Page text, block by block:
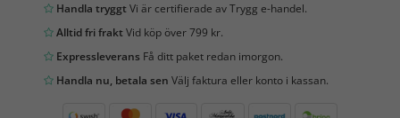
Handla tryggtVi är certifierade av Trygg e-handel.
Alltid fri fraktVid köp över 799 kr.
Expressleverans Få ditt paket redan imorgon.
Handla nu, betala sen Välj faktura eller konto i kassan.